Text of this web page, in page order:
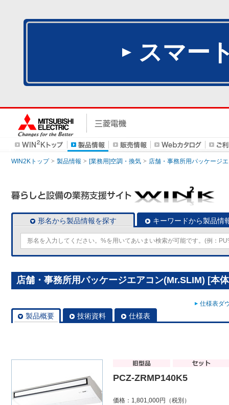
スマー
WIN2Kトップ 製品情報 [業務用]空調・換気 店舗・事務所用パッケージ
形名から製品情報を探す キーワードから製品情
店舗・事務所用パッケージエアコン(Mr.SLIM) [本
仕様表ダ
製品概要 技術資料 仕様表
PCZ-ZRMP140K5
価格：1,801,000円（税別）